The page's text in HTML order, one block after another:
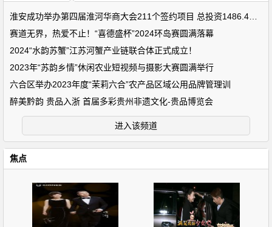
赛道无界，热爱不止！“喜德盛杯”2024环岛赛圆满落幕
2024“水韵苏蟹”江苏河蟹产业链联合体正式成立！
2023年“苏韵乡情”休闲农业短视频与摄影大赛圆满举行
六合区举办2023年度“茉莉六合”农产品区域公用品牌管理训
醉美黔韵 贵品入浙 首届多彩贵州非遗文化-贵品博览会
进入该频道
焦点